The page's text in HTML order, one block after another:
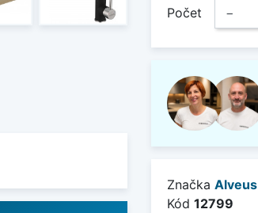
Počet −
Značka Alveus
Kód 12799